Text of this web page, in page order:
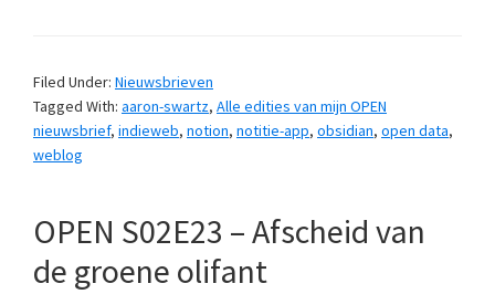
Filed Under: Nieuwsbrieven
Tagged With: aaron-swartz, Alle edities van mijn OPEN
nieuwsbrief, indieweb, notion, notitie-app, obsidian, open data,
weblog
OPEN S02E23 – Afscheid van
de groene olifant